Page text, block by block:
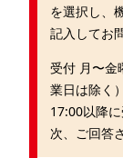
を選択し、
記入してお
受付 月〜金
業日は除く）
17:00以降
次、ご回答